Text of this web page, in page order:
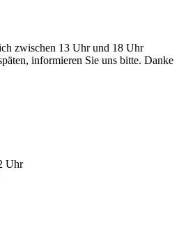
zwischen 13 Uhr und 18 Uhr
informieren Sie uns bitte. Danke
Uhr